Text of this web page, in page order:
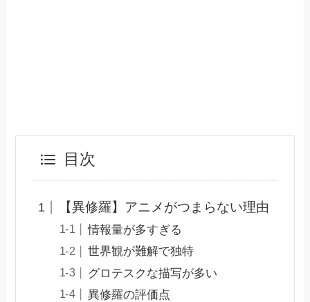
目次
【異修羅】アニメがつまらない理由
情報量が多すぎる
世界観が難解で独特
グロテスクな描写が多い
異修羅の評価点